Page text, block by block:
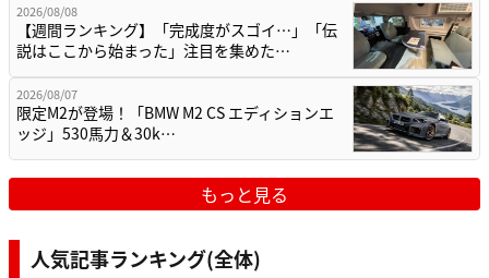
2026/08/08
【週間ランキング】「完成度がスゴイ…」「伝
説はここから始まった」注目を集めた…
2026/08/07
限定M2が登場！「BMW M2 CS エディションエ
ッジ」530馬力＆30k…
もっと見る
人気記事ランキング(全体)